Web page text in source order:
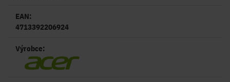
EAN:
4713392206924
Výrobce: